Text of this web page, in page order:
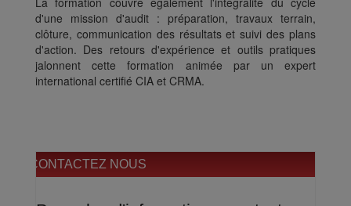
d'une mission d'audit : préparation, travaux terrain,
clôture, communication des résultats et suivi des plans
d'action. Des retours d'expérience et outils pratiques
jalonnent cette formation animée par un expert
international certifié CIA et CRMA.
CONTACTEZ NOUS